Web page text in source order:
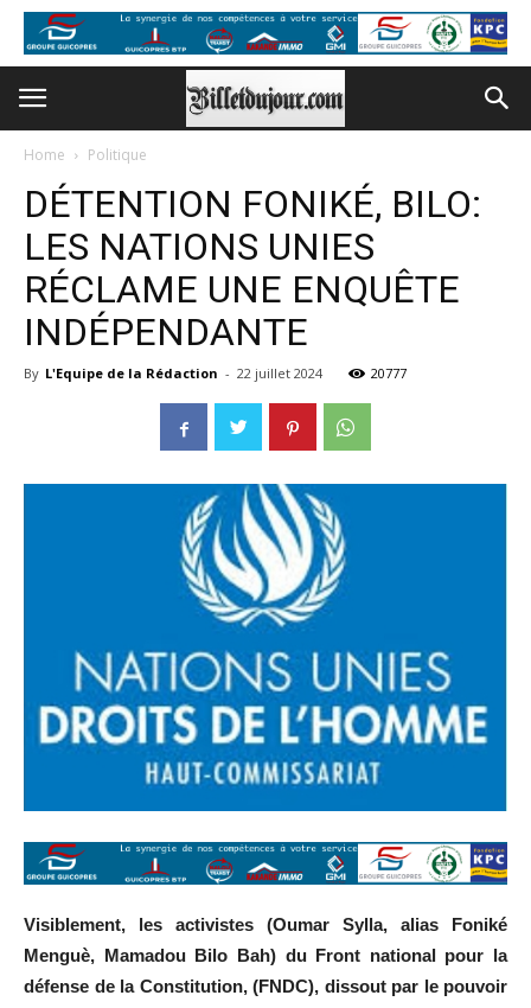
Home Politique
DÉTENTION FONIKÉ, BILO:
LES NATIONS UNIES
RÉCLAME UNE ENQUÊTE
INDÉPENDANTE
By L'Equipe de la Rédaction - 22 juillet 2024 20777
Visiblement, les activistes (Oumar Sylla, alias Foniké
Menguè, Mamadou Bilo Bah) du Front national pour la
défense de la Constitution, (FNDC), dissout par le pouvoir